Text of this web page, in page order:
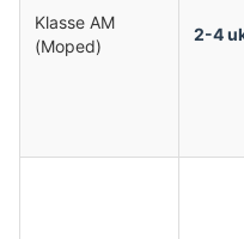
Klasse AM
(Moped)
2-4